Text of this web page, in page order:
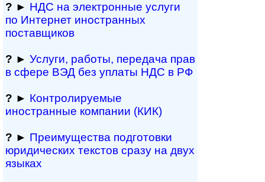
? ► НДС на электронные услуги
по Интернет иностранных
поставщиков
? ► Услуги, работы, пе­ре­да­ча прав
в сфере ВЭД без уплаты НДС в РФ
? ► Контролируемые
иностранные компании (КИК)
? ► Преимущества под­гото­вки
юри­ди­чес­ких тек­с­тов сразу на двух
языках